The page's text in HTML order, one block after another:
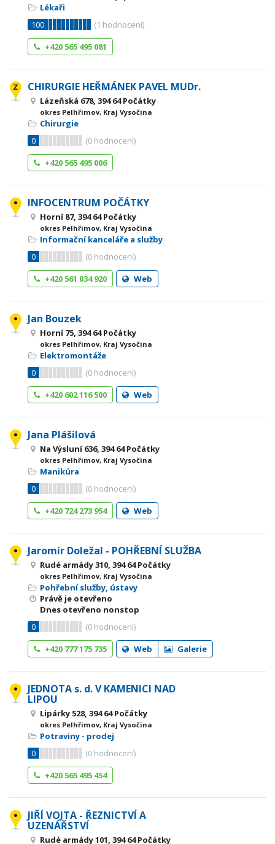
Lékaři
100
(1 hodnocení)
+420 565 495 081
CHIRURGIE HEŘMÁNEK PAVEL MUDr.
Lázeňská 678, 394 64 Počátky
okres Pelhřimov, Kraj Vysočina
Chirurgie
0
(0 hodnocení)
+420 565 495 006
INFOCENTRUM POČÁTKY
Horní 87, 394 64 Počátky
okres Pelhřimov, Kraj Vysočina
Informační kanceláře a služby
0
(0 hodnocení)
+420 561 034 920
Web
Jan Bouzek
Horní 75, 394 64 Počátky
okres Pelhřimov, Kraj Vysočina
Elektromontáže
0
(0 hodnocení)
+420 602 116 500
Web
Jana Plášilová
Na Výsluní 636, 394 64 Počátky
okres Pelhřimov, Kraj Vysočina
Manikúra
0
(0 hodnocení)
+420 724 273 954
Web
Jaromír Doležal - POHŘEBNÍ SLUŽBA
Rudé armády 310, 394 64 Počátky
okres Pelhřimov, Kraj Vysočina
Pohřební služby, ústavy
Právě je otevřeno
Dnes otevřeno nonstop
0
(0 hodnocení)
+420 777 175 735
Web Galerie
JEDNOTA s. d. V KAMENICI NAD
LIPOU
Lipárky 528, 394 64 Počátky
okres Pelhřimov, Kraj Vysočina
Potraviny - prodej
0
(0 hodnocení)
+420 565 495 454
JIŘÍ VOJTA - ŘEZNICTVÍ A
UZENÁŘSTVÍ
Rudé armády 101, 394 64 Počátky